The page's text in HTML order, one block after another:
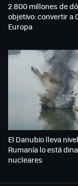
2.800 millones de
objetivo: convertir a
Europa
El Danubio lleva
Rumanía lo está
nucleares